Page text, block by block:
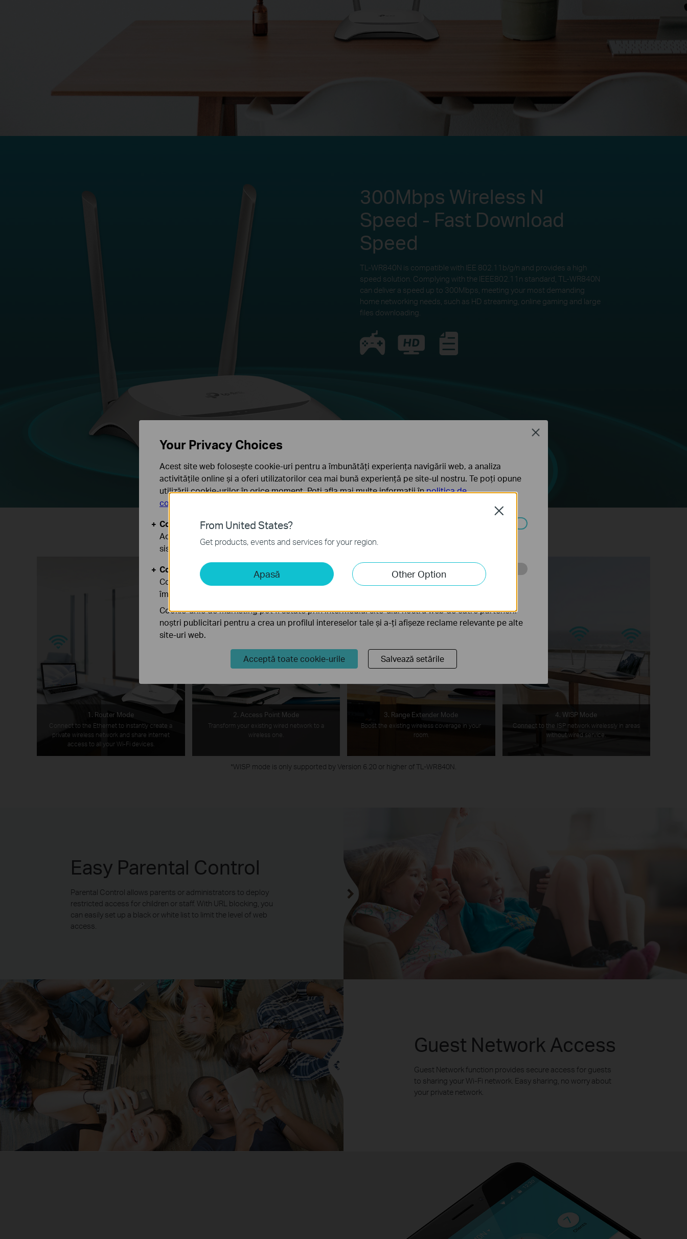
300Mbps Wireless N
Speed - Fast Download
Speed
TL-WR840N is compatible with IEE 802.11b/g/n and provides a high
speed solution. Complying with the IEEE802.11n standard, TL-WR840N
can deliver a speed up to 300Mbps, meeting your most demanding
home networking needs, such as HD streaming, online gaming and large
files downloading.
1. Router Mode
Connect to the Ethernet to instantly create a
private wireless network and share internet
access to all your Wi-Fi devices.
Internet TL-WR840N
2. Access Point Mode
Transform your existing wired network to a
wireless one.
Internet
Host
Router
3. Range Extender Mode
Boost the existing wireless coverage in your
room.
Desktop
4. WISP Mode
Connect to the ISP network wirelessly in areas
without wired service.
WISP
*WISP mode is only supported by Version 6.20 or higher of TL-WR840N.
Easy Parental Control
Parental Control allows parents or administrators to deploy
restricted access for children or staff. With URL blocking, you
can easily set up a black or white list to limit the level of web
access.
Guest Network Access
Guest Network function provides secure access for guests
to sharing your Wi-Fi network. Easy sharing, no worry about
your private network.
From United States?
Get products, events and services for your region.
Apasă Other Option
Close
Your Privacy Choices
Acest site web folosește cookie-uri pentru a îmbunătăți experiența navigării web, a analiza
activitățile online și a oferi utilizatorilor cea mai bună experiență pe site-ul nostru. Te poți opune
utilizării cookie-urilor în orice moment. Poți afla mai multe informații înpolitica de
confidențialitate
Cookie-uri de bază
Aceste cookie-uri sunt necesare pentru funcționarea site-ului web și nu pot fi dezactivate în
sistemele tale
Cookie-uri de analiză și marketing
Cookie-urile de analiză ne permit să analizăm activitățile tale de pe site-ul nostru web a
îmbunătăți și ajusta funcționalitatea site-ului.
Cookie-urile de marketing pot fi setate prin intermediul site-ului nostru web de către partenerii
noștri publicitari pentru a crea un profilul intereselor tale și a-ți afișeze reclame relevante pe alte
site-uri web.
Acceptă toate cookie-urile Salvează setările
Close